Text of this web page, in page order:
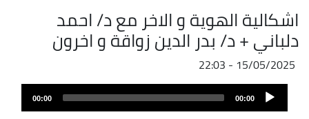
اشكالية الهوية و الاخر مع د/ احمد
دلباني + د/ بدر الدين زواقة و اخرون
15/05/2025 - 22:03
ملف
الصوت
Audio
Player
00:00
00:00